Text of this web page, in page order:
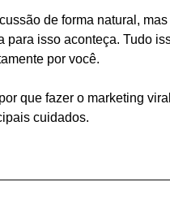
de forma natural,
para isso aconteça. Tudo
por você.
que fazer o marketing
cuidados.